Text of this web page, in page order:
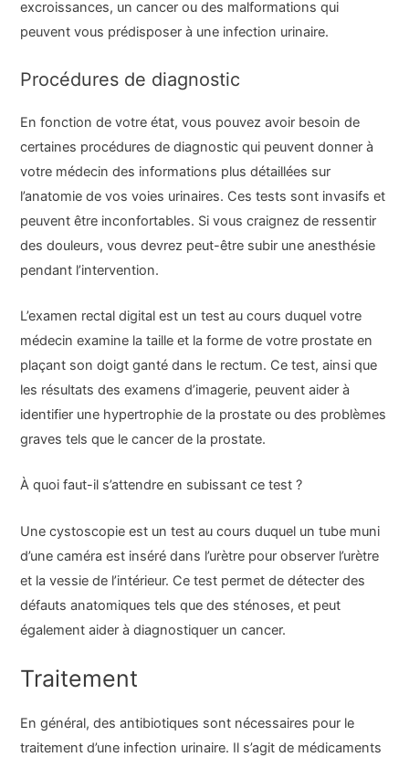
excroissances, un cancer ou des malformations qui
peuvent vous prédisposer à une infection urinaire.
Procédures de diagnostic
En fonction de votre état, vous pouvez avoir besoin de
certaines procédures de diagnostic qui peuvent donner à
votre médecin des informations plus détaillées sur
l’anatomie de vos voies urinaires. Ces tests sont invasifs et
peuvent être inconfortables. Si vous craignez de ressentir
des douleurs, vous devrez peut-être subir une anesthésie
pendant l’intervention.
L’examen rectal digital est un test au cours duquel votre
médecin examine la taille et la forme de votre prostate en
plaçant son doigt ganté dans le rectum. Ce test, ainsi que
les résultats des examens d’imagerie, peuvent aider à
identifier une hypertrophie de la prostate ou des problèmes
graves tels que le cancer de la prostate.
À quoi faut-il s’attendre en subissant ce test ?
Une cystoscopie est un test au cours duquel un tube muni
d’une caméra est inséré dans l’urètre pour observer l’urètre
et la vessie de l’intérieur. Ce test permet de détecter des
défauts anatomiques tels que des sténoses, et peut
également aider à diagnostiquer un cancer.
Traitement
En général, des antibiotiques sont nécessaires pour le
traitement d’une infection urinaire. Il s’agit de médicaments